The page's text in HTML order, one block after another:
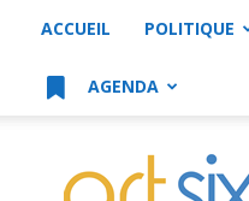
ACCUEIL POLITIQUE
AGENDA
artsixMic